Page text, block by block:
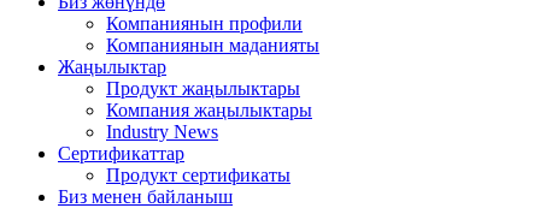
Компаниянын профили
Компаниянын маданияты
Жаңылыктар
Продукт жаңылыктары
Компания жаңылыктары
Industry News
Сертификаттар
Продукт сертификаты
Биз менен байланыш